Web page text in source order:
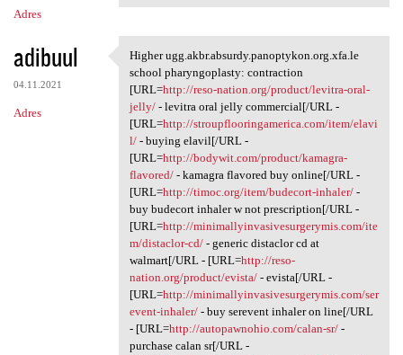
Adres
adibuul
04.11.2021
Adres
Higher ugg.akbr.absurdy
Higher ugg.akbr.absurdy.panoptykon.org.xfa.le
school pharyngoplasty: contraction
[URL=http://reso-nation.org/product/levitra-oral-
jelly/- levitra oral jelly commercial[/URL -
[URL=http://stroupflooringamerica.com/item/elavi
l/- buying elavil[/URL -
[URL=http://bodywit.com/product/kamagra-
flavored/- kamagra flavored buy online[/URL -
[URL=http://timoc.org/item/budecort-inhaler/-
buy budecort inhaler w not prescription[/URL -
[URL=http://minimallyinvasivesurgerymis.com/ite
m/distaclor-cd/- generic distaclor cd at
walmart[/URL - [URL=http://reso-
nation.org/product/evista/- evista[/URL -
[URL=http://minimallyinvasivesurgerymis.com/ser
event-inhaler/- buy serevent inhaler on line[/URL
- [URL=http://autopawnohio.com/calan-sr/-
purchase calan sr[/URL -